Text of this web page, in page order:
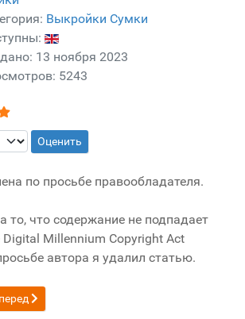
Выкройки Сумки
13 ноября 2023
5243
5оцените
по просьбе правообладателя.
то, что содержание не подпадает
Digital Millennium Copyright Act
автора я удалил статью.
Бесплатная выкройка Сумка котел от
Бесплатная выкройка Поясная